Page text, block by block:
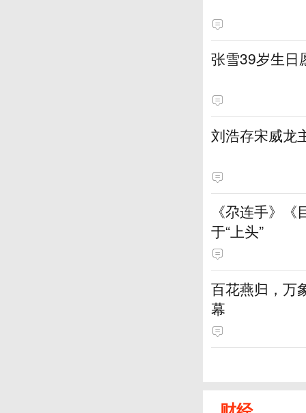
张雪39岁生日
刘浩存宋威龙
《尕连手》
于“上头”
百花燕归，万
幕